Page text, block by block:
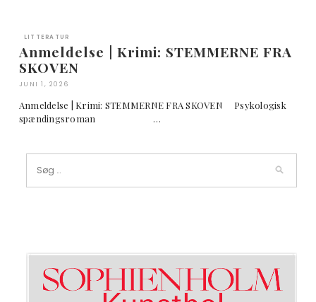
LITTERATUR
Anmeldelse | Krimi: STEMMERNE FRA
SKOVEN
JUNI 1, 2026
Anmeldelse | Krimi: STEMMERNE FRA SKOVEN Psykologisk
spændingsroman …